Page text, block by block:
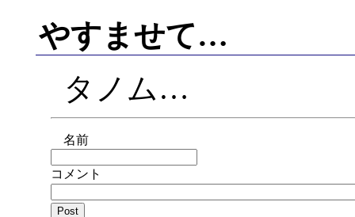
やすませて…
タノム…
名前
コメント